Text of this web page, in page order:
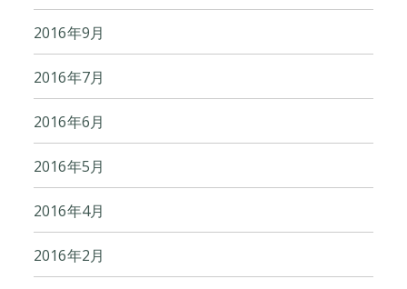
2016年9月
2016年7月
2016年6月
2016年5月
2016年4月
2016年2月